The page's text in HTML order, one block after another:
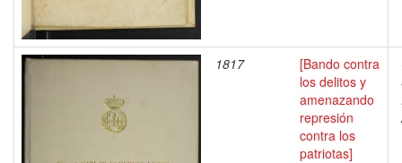
1817
[Bando contra
los delitos y
amenazando
represión
contra los
patriotas]